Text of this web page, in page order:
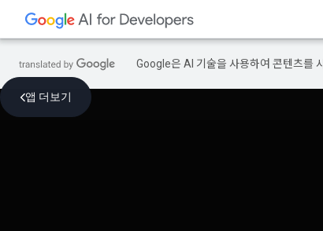
Google은 AI 기술을 사용하여 콘텐츠를
앱 더보기